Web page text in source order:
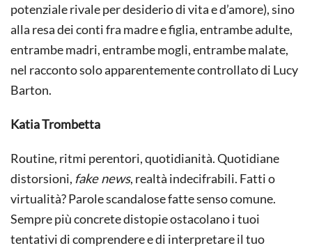
potenziale rivale per desiderio di vita e d’amore), sino
alla resa dei conti fra madre e figlia, entrambe adulte,
entrambe madri, entrambe mogli, entrambe malate,
nel racconto solo apparentemente controllato di Lucy
Barton.
Katia Trombetta
Routine, ritmi perentori, quotidianità. Quotidiane
distorsioni, fake news, realtà indecifrabili. Fatti o
virtualità? Parole scandalose fatte senso comune.
Sempre più concrete distopie ostacolano i tuoi
tentativi di comprendere e di interpretare il tuo